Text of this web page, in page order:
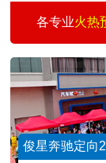
汽车快修快
汽车涂装技
二手车评
新能源汽车
城轨交通与汽
汽车智能检测
各专业火热
俊星奔驰定向